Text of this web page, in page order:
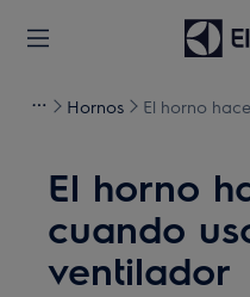
Hornos El horno
El horno
cuando
ventilador